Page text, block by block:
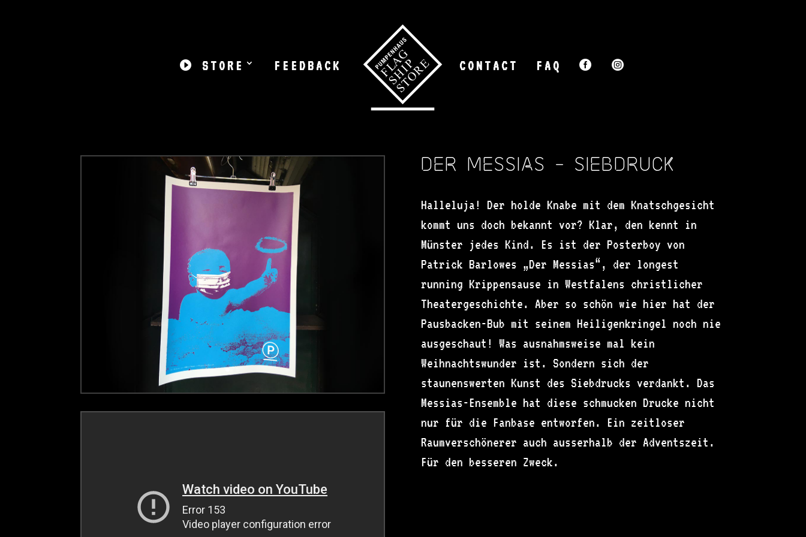
 STORE FEEDBACK CONTACT FAQ  
Der Messias – Siebdruck
Halleluja! Der holde Knabe mit dem Knatschgesicht
kommt uns doch bekannt vor? Klar, den kennt in
Münster jedes Kind. Es ist der Posterboy von
Patrick Barlowes „Der Messias“, der longest
running Krippensause in Westfalens christlicher
Theatergeschichte. Aber so schön wie hier hat der
Pausbacken-Bub mit seinem Heiligenkringel noch nie
ausgeschaut! Was ausnahmsweise mal kein
Weihnachtswunder ist. Sondern sich der
staunenswerten Kunst des Siebdrucks verdankt. Das
Messias-Ensemble hat diese schmucken Drucke nicht
nur für die Fanbase entworfen. Ein zeitloser
Raumverschönerer auch ausserhalb der Adventszeit.
Für den besseren Zweck.